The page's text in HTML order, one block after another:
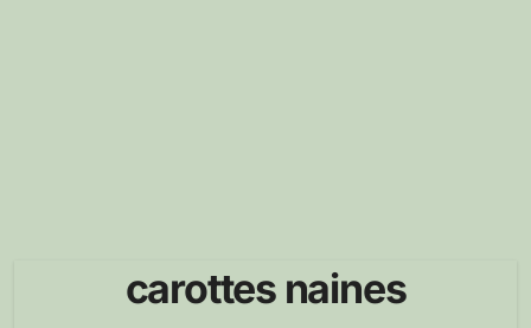
carottes naines